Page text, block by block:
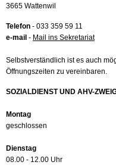
3665 Wattenwil
Telefon - 033 359 59 11
e-mail - Mail ins Sekretariat
Selbstverständlich ist es auch
Öffnungszeiten zu vereinbaren.
SOZIALDIENST UND AHV-
Montag
geschlossen
Dienstag
08.00 - 12.00 Uhr